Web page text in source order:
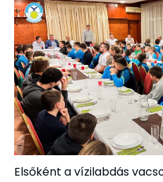
Elsőként a vízilabdás